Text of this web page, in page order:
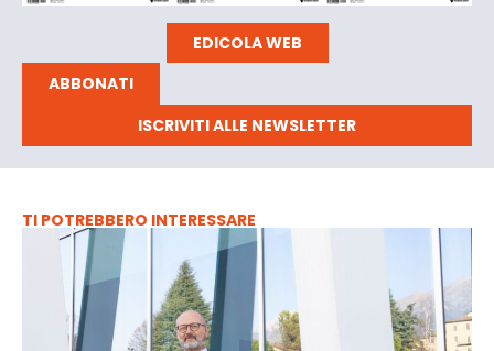
EDICOLA WEB
ABBONATI
ISCRIVITI ALLE NEWSLETTER
TI POTREBBERO INTERESSARE